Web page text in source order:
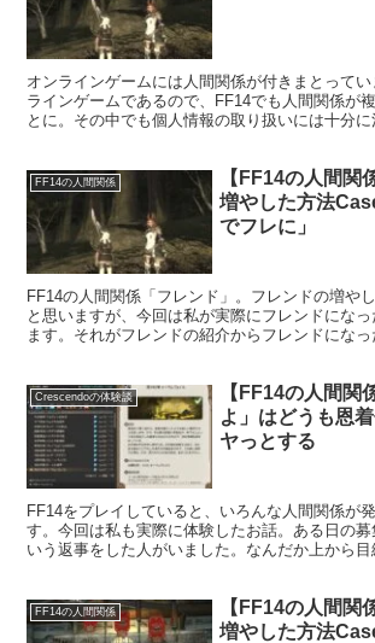
オンラインゲームには人間関係が付きまとって
ラインゲームであるので、FF14でも人間関係が
とに。その中でも個人情報の取り扱いには十分
FF14の人間関係
【FF14の人間関
増やした方法
でフレに」
FF14の人間関係「フレンド」。フレンドの増や
と思いますが、今回は私が実際にフレンドにな
ます。それがフレンドの紹介からフレンドにな
Crescendoの体験談
【FF14の人間関
よ」はどうも恩
ヤっとする
FF14をプレイしていると、いろんな人間関係が
す。今回は私も実際に体験したお話。ある日の募
いう返事をした人がいました。なんだか上から
FF14の人間関係
【FF14の人間関
増やした方法